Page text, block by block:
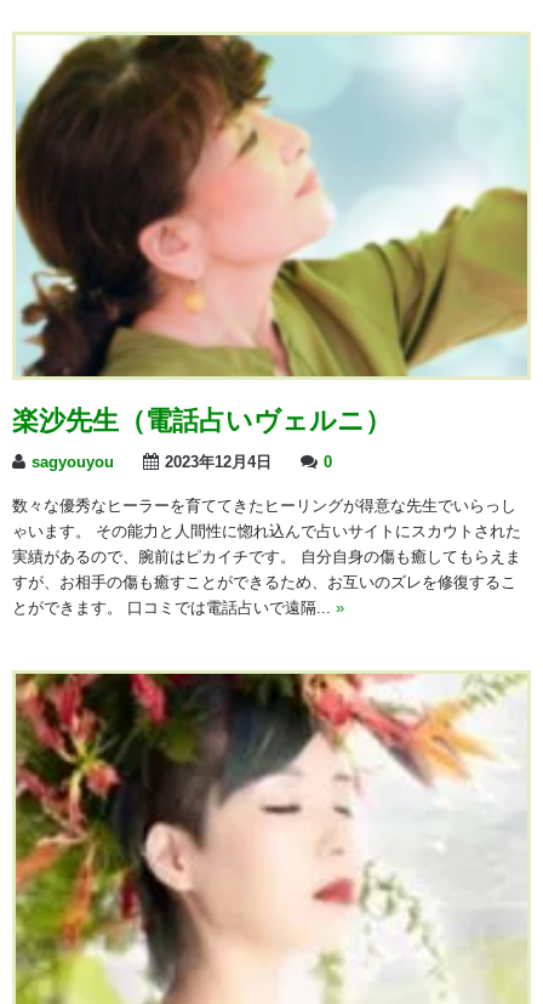
楽沙先生（電話占いヴェルニ）
sagyouyou 2023年12月4日 0
数々な優秀なヒーラーを育ててきたヒーリングが得意な先生でいらっし
ゃいます。 その能力と人間性に惚れ込んで占いサイトにスカウトされた
実績があるので、腕前はピカイチです。 自分自身の傷も癒してもらえま
すが、お相手の傷も癒すことができるため、お互いのズレを修復するこ
とができます。 口コミでは電話占いで遠隔... »